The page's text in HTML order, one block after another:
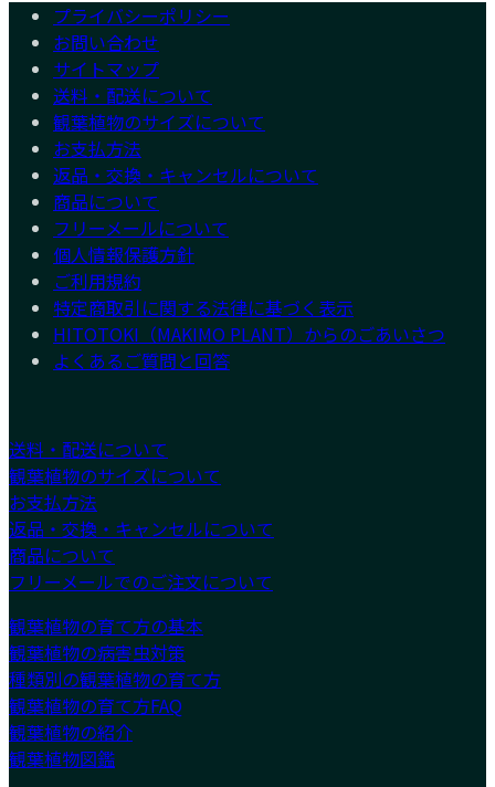
プライバシーポリシー
お問い合わせ
サイトマップ
送料・配送について
観葉植物のサイズについて
お支払方法
返品・交換・キャンセルについて
商品について
フリーメールについて
個人情報保護方針
ご利用規約
特定商取引に関する法律に基づく表示
HITOTOKI（MAKIMO PLANT）からのごあいさつ
よくあるご質問と回答
送料・配送について
観葉植物のサイズについて
お支払方法
返品・交換・キャンセルについて
商品について
フリーメールでのご注文について
観葉植物の育て方の基本
観葉植物の病害虫対策
種類別の観葉植物の育て方
観葉植物の育て方FAQ
観葉植物の紹介
観葉植物図鑑